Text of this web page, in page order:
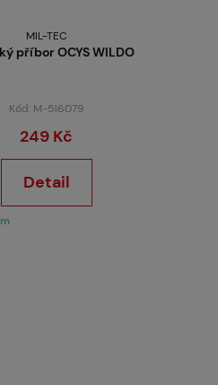
MIL-TEC
příbor OCYS WILDO
Kód: M-516079
249 Kč
Detail